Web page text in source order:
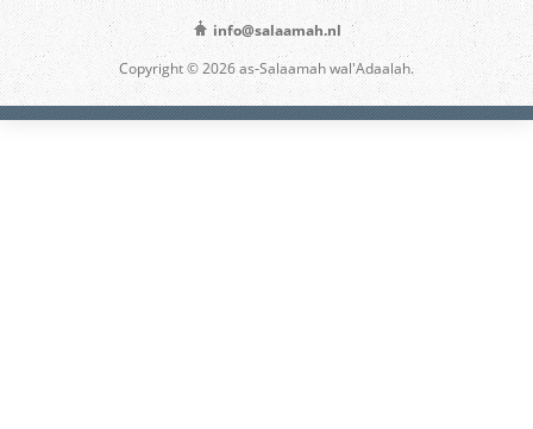
info@salaamah.nl
Copyright © 2026 as-Salaamah wal'Adaalah.